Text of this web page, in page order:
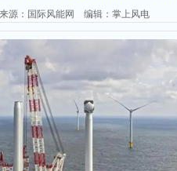
源：国际风能网 编辑：掌上风电